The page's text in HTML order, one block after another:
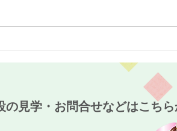
見学・お問合せなどはこちら